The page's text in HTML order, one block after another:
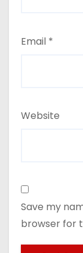
Email *
Website
Save my
browser for